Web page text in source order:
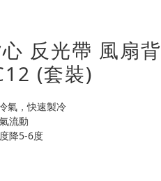
反光帶 風扇背
(套裝)
氣，快速製冷
流動
降5-6度